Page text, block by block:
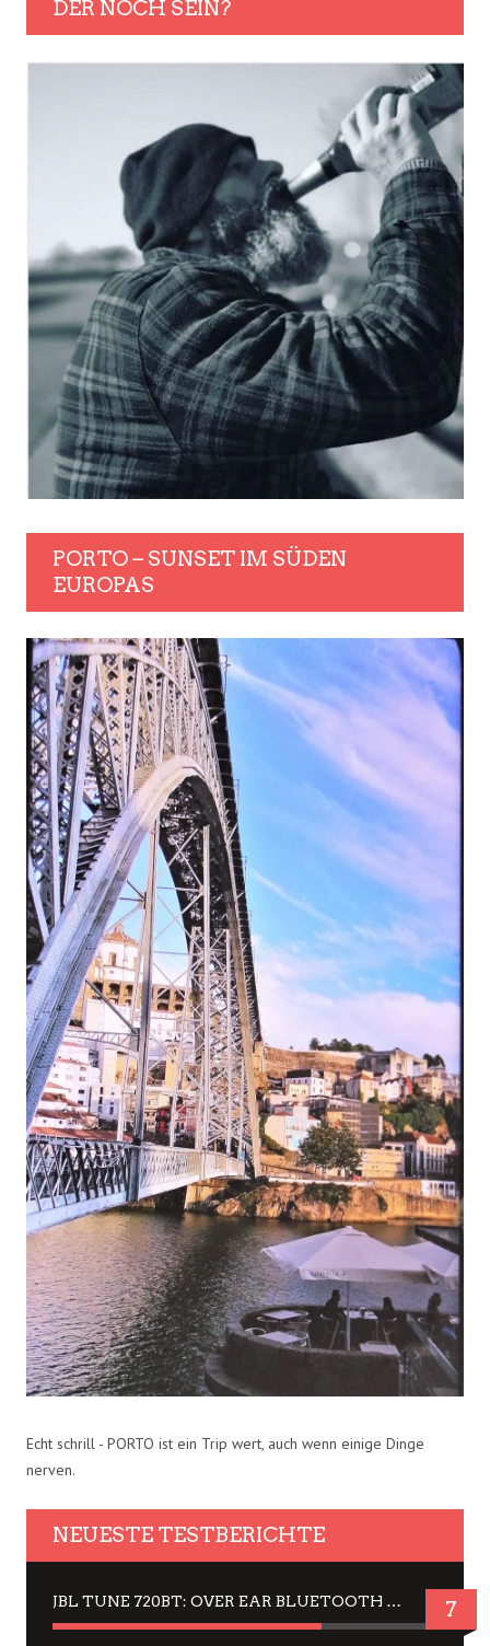
DER NOCH SEIN?
PORTO – SUNSET IM SÜDEN
EUROPAS
Echt schrill - PORTO ist ein Trip wert, auch wenn einige Dinge
nerven.
NEUESTE TESTBERICHTE
JBL TUNE 720BT: OVER EAR BLUETOOTH KOPFHÖRER UM DIE 50,-€ IM DAUER-TEST 7